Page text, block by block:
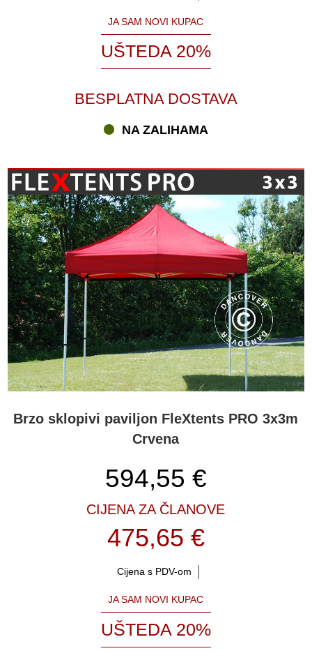
JA SAM NOVI KUPAC
UŠTEDA 20%
BESPLATNA DOSTAVA
NA ZALIHAMA
Brzo sklopivi paviljon FleXtents PRO 3x3m
Crvena
594,55 €
CIJENA ZA ČLANOVE
475,65 €
Cijena s PDV-om
JA SAM NOVI KUPAC
UŠTEDA 20%